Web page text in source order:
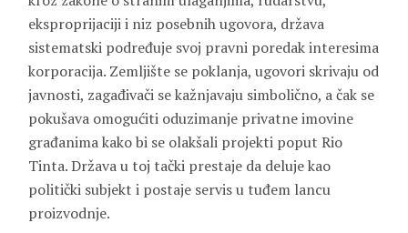
eksproprijaciji i niz posebnih ugovora, država
sistematski podređuje svoj pravni poredak interesima
korporacija. Zemljište se poklanja, ugovori skrivaju od
javnosti, zagađivači se kažnjavaju simbolično, a čak se
pokušava omogućiti oduzimanje privatne imovine
građanima kako bi se olakšali projekti poput Rio
Tinta. Država u toj tački prestaje da deluje kao
politički subjekt i postaje servis u tuđem lancu
proizvodnje.